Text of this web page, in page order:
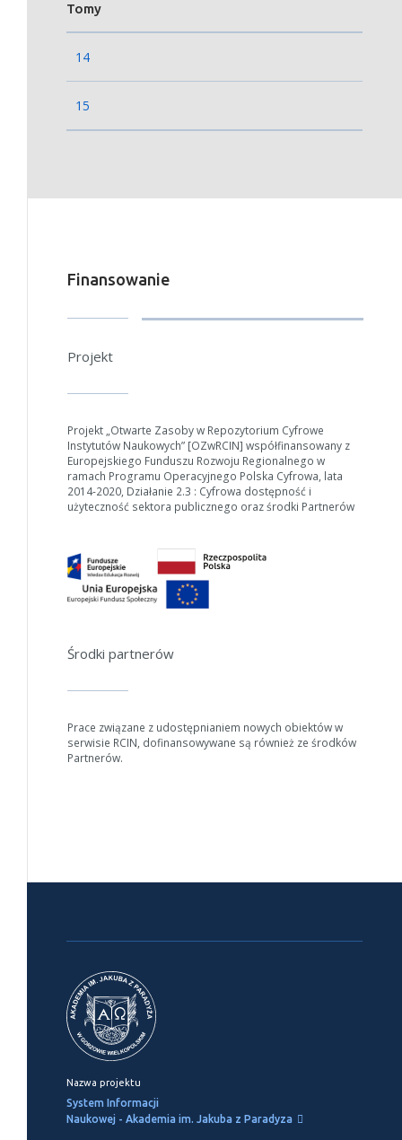
W zależności od ilości danych do przetworzenia generowanie
Tomy
14
15
Finansowanie
Projekt
Projekt „Otwarte Zasoby w Repozytorium Cyfrowe
Instytutów Naukowych” [OZwRCIN] współfinansowany z
Europejskiego Funduszu Rozwoju Regionalnego w
ramach Programu Operacyjnego Polska Cyfrowa, lata
2014-2020, Działanie 2.3 : Cyfrowa dostępność i
użyteczność sektora publicznego oraz środki Partnerów
Środki partnerów
Prace związane z udostępnianiem nowych obiektów w
serwisie RCIN, dofinansowywane są również ze środków
Partnerów.
Nazwa projektu
System Informacji
Naukowej - Akademia im. Jakuba z Paradyza